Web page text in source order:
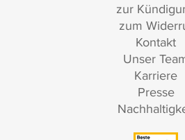
zur
zum
Kontakt
Unser
Karriere
Presse